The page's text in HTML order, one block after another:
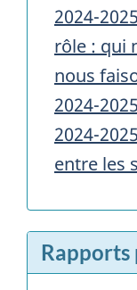
2024-
rôle : qui
nous
2024-
2024-
entre les
Rapports